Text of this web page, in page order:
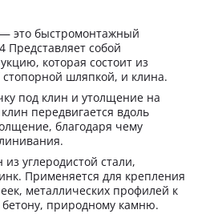
это быстромонтажный
Представляет собой
которая состоит из
шляпкой, и клина.
под клин и утолщение на
передвигается вдоль
благодаря чему
углеродистой стали,
Применяется для крепления
металлических профилей к
природному камню.